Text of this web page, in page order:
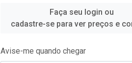
Faça seu login ou
cadastre-se para ver preços e
Avise-me quando chegar